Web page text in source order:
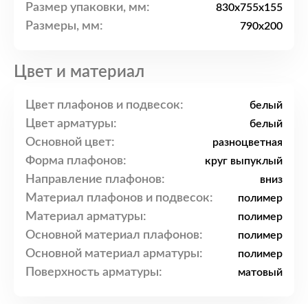
Размер упаковки, мм: 830x755x155
Размеры, мм: 790x200
Цвет и материал
Цвет плафонов и подвесок: белый
Цвет арматуры: белый
Основной цвет: разноцветная
Форма плафонов: круг выпуклый
Направление плафонов: вниз
Материал плафонов и подвесок: полимер
Материал арматуры: полимер
Основной материал плафонов: полимер
Основной материал арматуры: полимер
Поверхность арматуры: матовый